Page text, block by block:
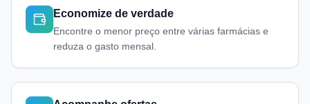
Economize de verdade
Encontre o menor preço entre várias farmácias e
reduza o gasto mensal.